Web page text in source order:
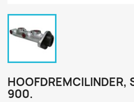
HOOFDREMCILINDER,
900.